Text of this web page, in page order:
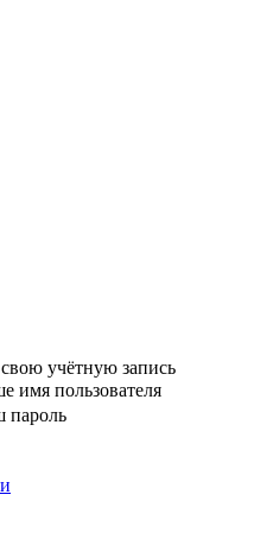
учётную запись
имя пользователя
пароль